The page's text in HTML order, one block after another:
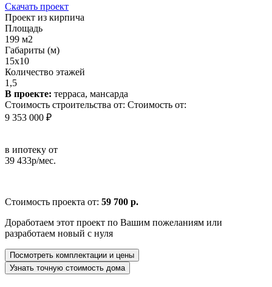
Скачать проект
Проект из кирпича
Площадь
199 м2
Габариты (м)
15x10
Количество этажей
1,5
В проекте: терраса, мансарда
Стоимость строительства от: Стоимость от:
9 353 000 ₽
в ипотеку от
39 433р/мес.
Стоимость проекта от: 59 700 р.
Доработаем этот проект по Вашим пожеланиям или
разработаем новый с нуля
Посмотреть комплектации и цены
Узнать точную стоимость дома